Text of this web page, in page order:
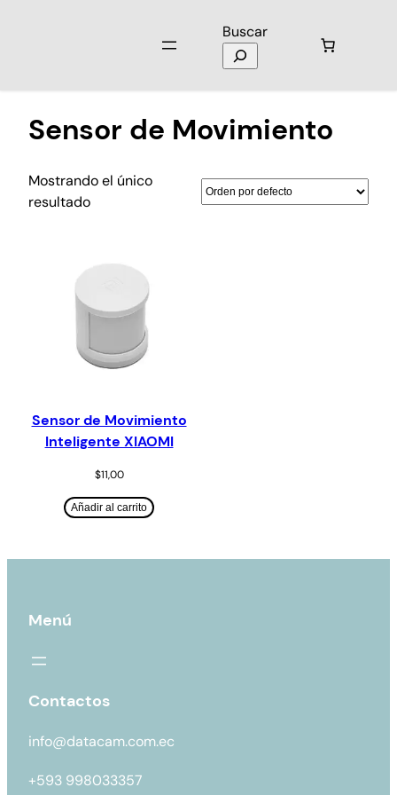
Buscar
Sensor de Movimiento
Mostrando el único
resultado
Sensor de Movimiento
Inteligente XIAOMI
$11,00
Añadir al carrito
Menú
Contactos
info@datacam.com.ec
+593 998033357